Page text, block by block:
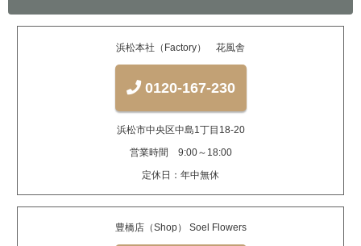
浜松本社（Factory） 花風舎
0120-167-230
浜松市中央区中島1丁目18-20
営業時間 9:00～18:00
定休日：年中無休
豊橋店（Shop） Soel Flowers